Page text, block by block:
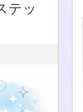
テッ